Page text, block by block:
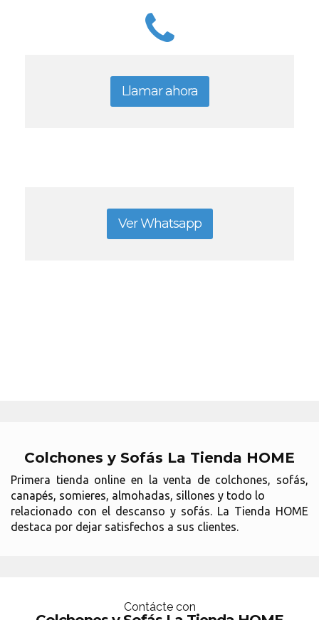
Llamar ahora
Ver Whatsapp
Colchones y Sofás La Tienda HOME
Primera tienda online en la venta de colchones, sofás,
canapés, somieres, almohadas, sillones y todo lo
relacionado con el descanso y sofás. La Tienda HOME
destaca por dejar satisfechos a sus clientes.
Contácte con